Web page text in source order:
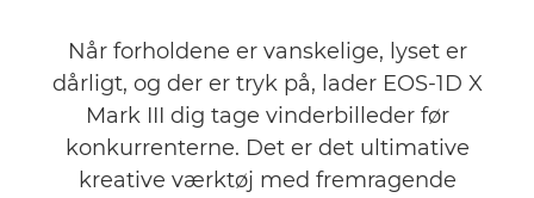
Galleriet
Anmeldelser
Når forholdene er vanskelige, lyset er
dårligt, og der er tryk på, lader EOS-1D X
Mark III dig tage vinderbilleder før
konkurrenterne. Det er det ultimative
kreative værktøj med fremragende